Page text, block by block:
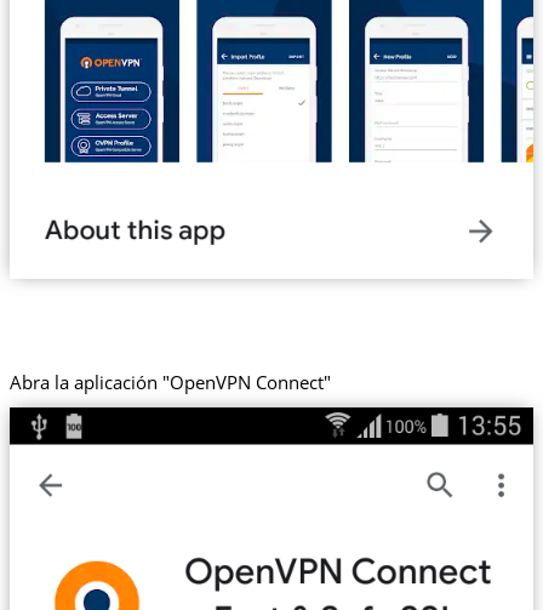
Abra la aplicación "OpenVPN Connect"